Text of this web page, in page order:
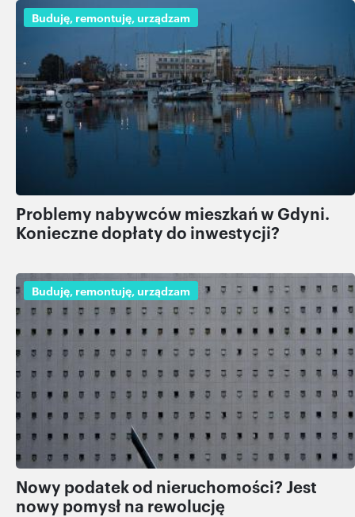
Buduję, remontuję, urządzam
Problemy nabywców mieszkań w Gdyni.
Konieczne dopłaty do inwestycji?
Buduję, remontuję, urządzam
Nowy podatek od nieruchomości? Jest
nowy pomysł na rewolucję